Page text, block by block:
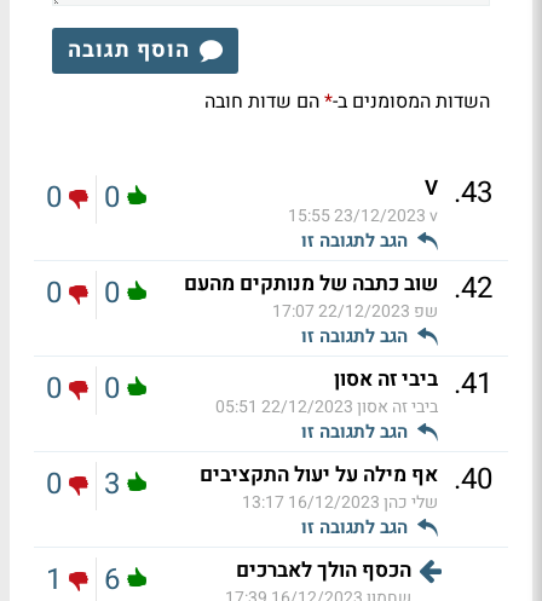
הוסף תגובה
השדות המסומנים ב-*הם שדות חובה
43
.
V
v
23/12/2023 15:55
הגב לתגובה זו
0
0
42
. שוב כתבה של מנותקים מהעם
שפ 22/12/2023 17:07
הגב לתגובה זו
0
0
41
. ביבי זה אסון
ביבי זה אסון22/12/2023 05:51
הגב לתגובה זו
0
0
40
. אף מילה על יעול התקציבים
שלי כהן16/12/2023 13:17
הגב לתגובה זו
3
0
הכסף הולך לאברכים 6
1